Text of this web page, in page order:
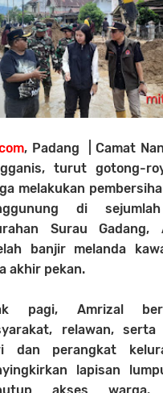
, Padang | Camat
turut gotong-
melakukan
di
Surau Gadang,
banjir melanda
akhir pekan.
pagi, Amrizal
relawan, serta
dan perangkat
lapisan
akses warga.